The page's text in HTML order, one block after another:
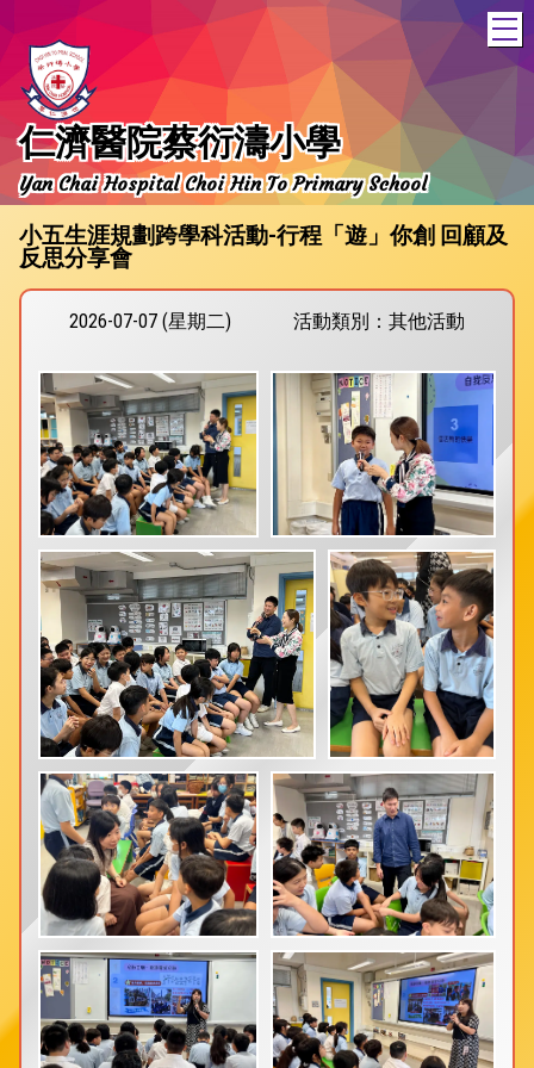
仁濟醫院蔡衍濤小學
Yan Chai Hospital Choi Hin To Primary School
小五生涯規劃跨學科活動-行程「遊」你創 回顧及
反思分享會
2026-07-07 (星期二) 活動類別：其他活動